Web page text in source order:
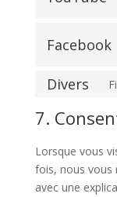
Facebook
Divers
7.
Lorsque vous
fois, nous vous
avec une